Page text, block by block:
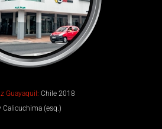
Guayaquil: Chile 2018
Calicuchima (esq.)